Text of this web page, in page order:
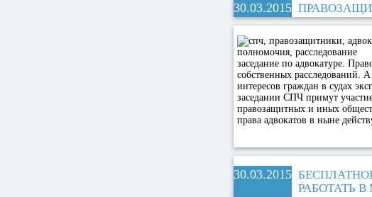
30.03.2015
заседание по адвокатуре.
собственных расследований.
интересов граждан в судах
заседании СПЧ примут
правозащитных и иных
права адвокатов в ныне
30.03.2015
РАБОТАТЬ В